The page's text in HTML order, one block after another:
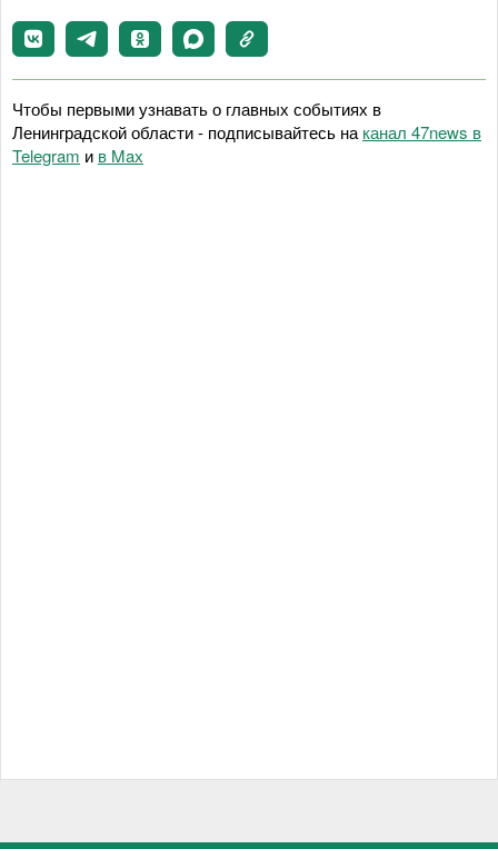
Чтобы первыми узнавать о главных событиях в
Ленинградской области - подписывайтесь на канал 47news в
Telegram и в Maх